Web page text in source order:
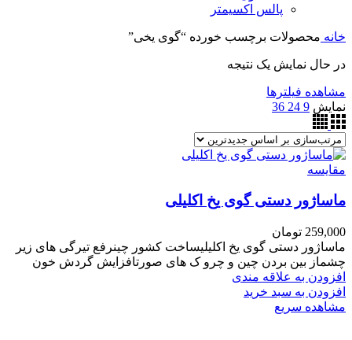
پالس اکسیمتر
خانه محصولات برچسب خورده “گوی یخی”
در حال نمایش یک نتیجه
مشاهده فیلترها
نمایش 9
24
36
مقایسه
ماساژور دستی گوی یخ اکلیلی
259,000 تومان
ماساژور دستی گوی یخ اکلیلیساخت کشور چینرفع تیرگی های زیر
چشماز بین بردن چین و چرو ک های صورتافزایش گردش خون
افزودن به علاقه مندی
افزودن به سبد خرید
مشاهده سریع